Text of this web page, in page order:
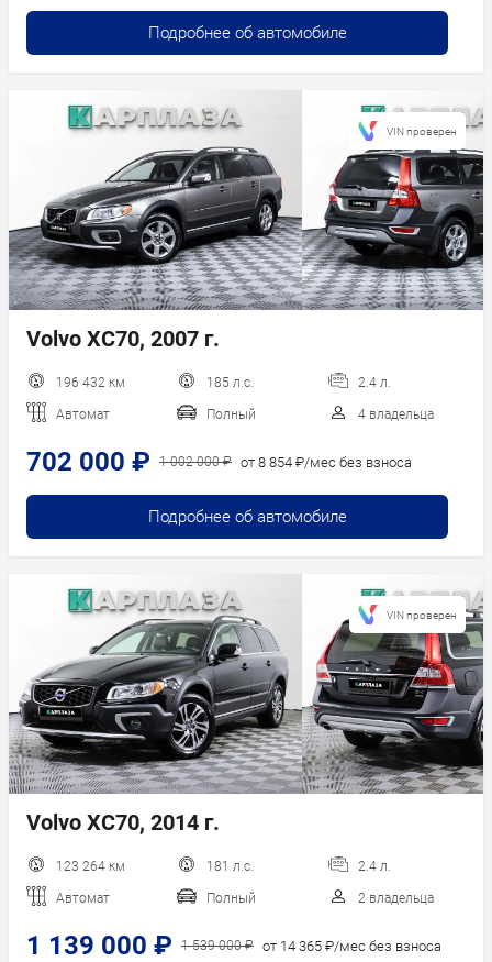
Подробнее об автомобиле
Volvo XC70, 2007 г.
196 432 км 185 л.с. 2.4 л.
Автомат Полный 4 владельца
702 000 ₽ 1 002 000 ₽ от 8 854 ₽/мес без взноса
Подробнее об автомобиле
VIN проверен
Volvo XC70, 2014 г.
123 264 км 181 л.с. 2.4 л.
Автомат Полный 2 владельца
1 139 000 ₽ 1 539 000 ₽ от 14 365 ₽/мес без взноса
VIN проверен